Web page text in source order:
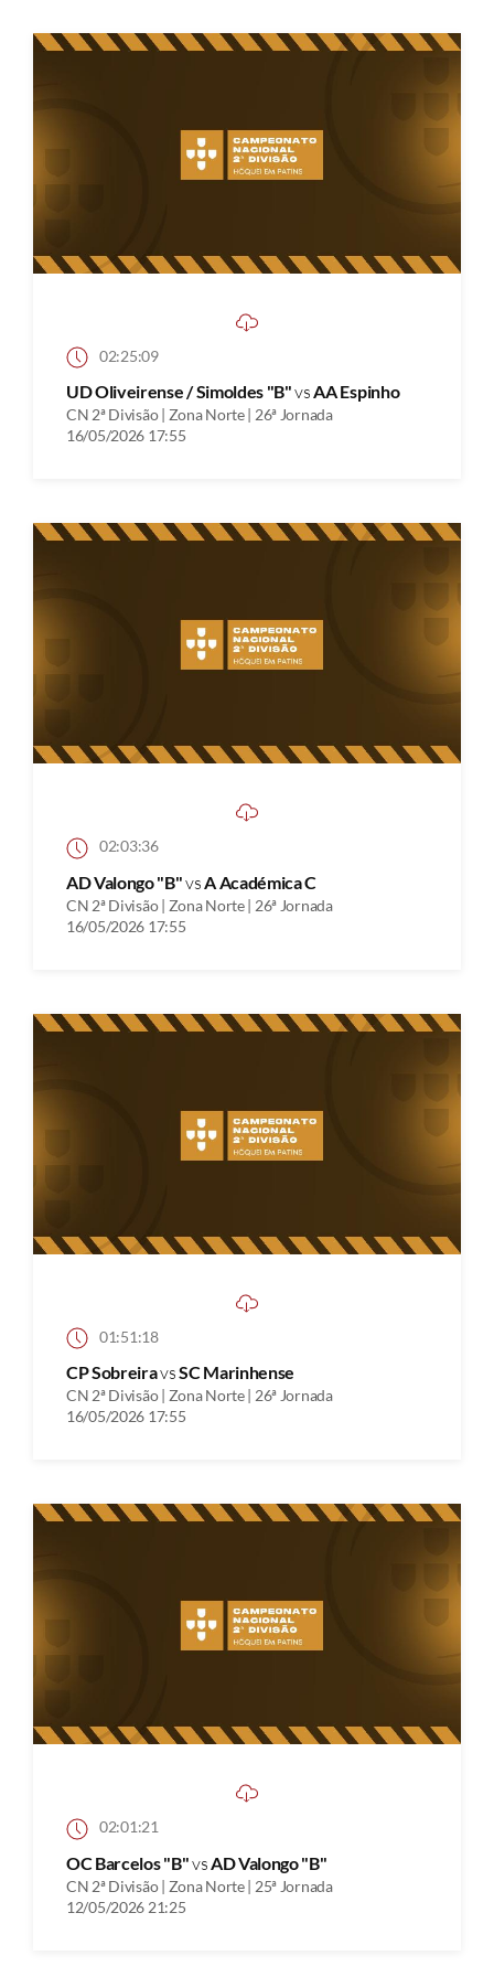
02:25:09
UD Oliveirense / Simoldes "B"vsAA Espinho
CN 2ª Divisão | Zona Norte | 26ª Jornada
16/05/2026 17:55
02:03:36
AD Valongo "B"vsA Académica C
CN 2ª Divisão | Zona Norte | 26ª Jornada
16/05/2026 17:55
01:51:18
CP SobreiravsSC Marinhense
CN 2ª Divisão | Zona Norte | 26ª Jornada
16/05/2026 17:55
02:01:21
OC Barcelos "B"vs AD Valongo "B"
CN 2ª Divisão | Zona Norte | 25ª Jornada
12/05/2026 21:25